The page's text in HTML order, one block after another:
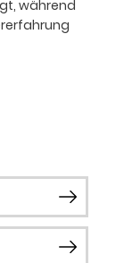
während
Stanislas